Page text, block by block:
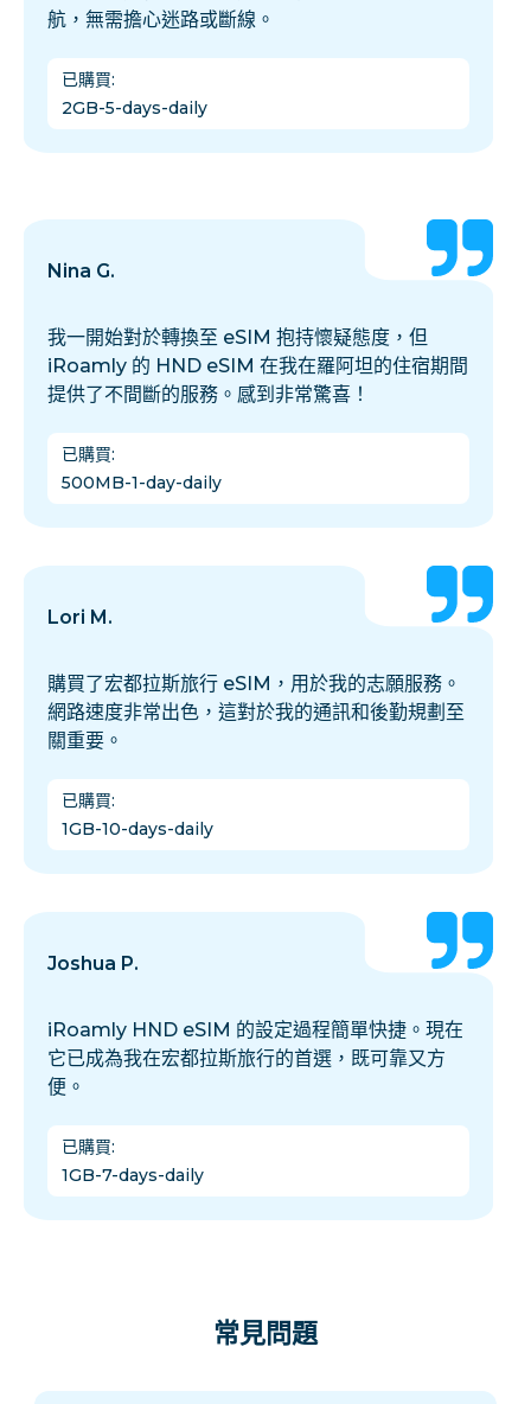
航，無需擔心迷路或斷線。
已購買:
2GB-5-days-daily
Nina G.
我一開始對於轉換至 eSIM 抱持懷疑態度，但
iRoamly 的 HND eSIM 在我在羅阿坦的住宿期間
提供了不間斷的服務。感到非常驚喜！
已購買:
500MB-1-day-daily
Lori M.
購買了宏都拉斯旅行 eSIM，用於我的志願服務。
網路速度非常出色，這對於我的通訊和後勤規劃至
關重要。
已購買:
1GB-10-days-daily
Joshua P.
iRoamly HND eSIM 的設定過程簡單快捷。現在
它已成為我在宏都拉斯旅行的首選，既可靠又方
便。
已購買:
1GB-7-days-daily
常見問題